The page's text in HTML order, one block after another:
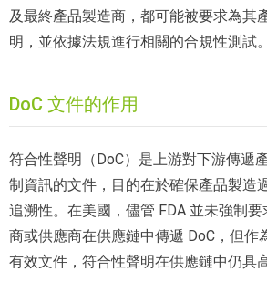
及最終產品製造商，都可能被要求為其
明，並依據法規進行相關的合規性測試。
DoC 文件的作用
符合性聲明（DoC）是上游對下游傳遞
制資訊的文件，目的在於確保產品製造
追溯性。在美國，儘管 FDA 並未強制
商或供應商在供應鏈中傳遞 DoC，但作
有效文件，符合性聲明在供應鏈中仍具